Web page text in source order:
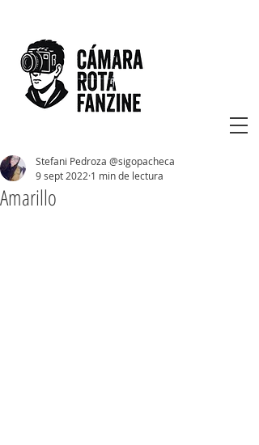
Amarillo
Stefani Pedroza @sigopacheca
9 sept 2022 1 min de lectura